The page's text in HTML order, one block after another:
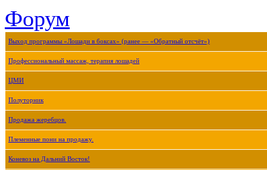
Форум
Выход программы «Лошади в боксах» (ранее — «Обратный отсчёт»)
Профессиональный массаж, терапия лошадей
ЦМИ
Полуторник
Продажа жеребцов.
Племенные пони на продажу.
Коневоз на Дальний Восток!